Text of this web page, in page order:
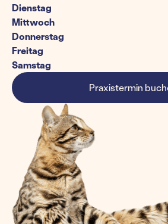
Dienstag
Mittwoch
Donnerstag
Freitag
Samstag
Praxistermin